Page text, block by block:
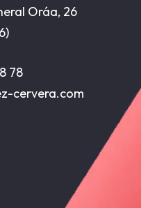
Oráa, 26
78
cervera.com